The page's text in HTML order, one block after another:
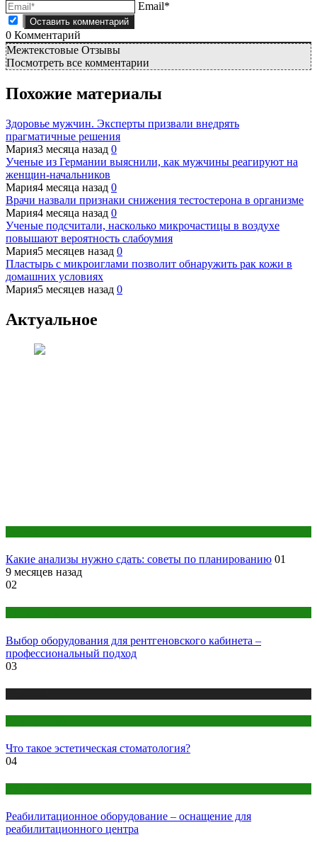
Email*
0 Комментарий
Межтекстовые Отзывы
Посмотреть все комментарии
Похожие материалы
Здоровье мужчин. Эксперты призвали внедрять
прагматичные решения
Мария3 месяца назад 0
Ученые из Германии выяснили, как мужчины реагируют на
женщин-начальников
Мария4 месяца назад 0
Врачи назвали признаки снижения тестостерона в организме
Мария4 месяца назад 0
Ученые подсчитали, насколько микрочастицы в воздухе
повышают вероятность слабоумия
Мария5 месяцев назад 0
Пластырь с микроиглами позволит обнаружить рак кожи в
домашних условиях
Мария5 месяцев назад 0
Актуальное
Какие анализы нужно сдать: советы по планированию 01
9 месяцев назад
02
Выбор оборудования для рентгеновского кабинета –
профессиональный подход
03
Что такое эстетическая стоматология?
04
Реабилитационное оборудование – оснащение для
реабилитационного центра